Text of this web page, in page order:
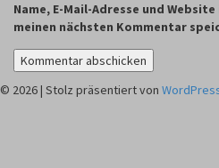
Name, E-Mail-Adresse und
meinen nächsten Kommentar
© 2026| Stolz präsentiert von